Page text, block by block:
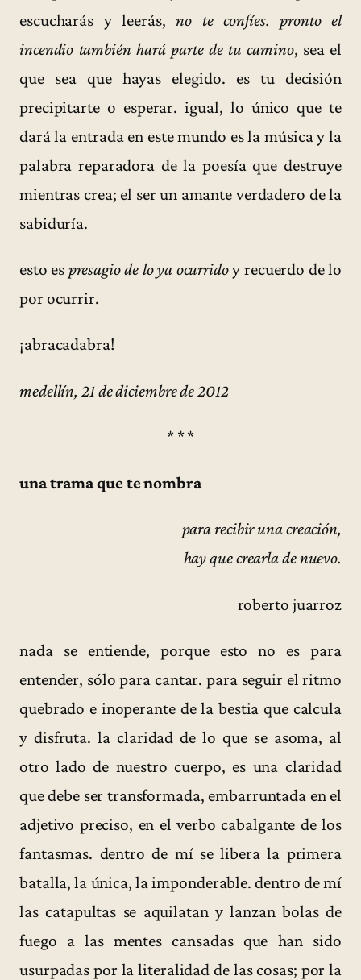
escucharás y leerás,no te confíes. pronto el
incendio también hará parte de tu camino, sea el
que sea que hayas elegido. es tu decisión
precipitarte o esperar. igual, lo único que te
dará la entrada en este mundo es la música y la
palabra reparadora de la poesía que destruye
mientras crea; el ser un amante verdadero de la
sabiduría.
esto es presagio de lo ya ocurridoy recuerdo de lo
por ocurrir.
¡abracadabra!
medellín, 21 de diciembre de 2012
* * *
una trama que te nombra
para recibir una creación,
hay que crearla de nuevo.
roberto juarroz
nada se entiende, porque esto no es para
entender, sólo para cantar. para seguir el ritmo
quebrado e inoperante de la bestia que calcula
y disfruta. la claridad de lo que se asoma, al
otro lado de nuestro cuerpo, es una claridad
que debe ser transformada, embarruntada en el
adjetivo preciso, en el verbo cabalgante de los
fantasmas. dentro de mí se libera la primera
batalla, la única, la imponderable. dentro de mí
las catapultas se aquilatan y lanzan bolas de
fuego a las mentes cansadas que han sido
usurpadas por la literalidad de las cosas; por la